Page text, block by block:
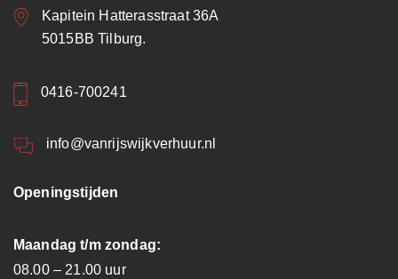
Kapitein Hatterasstraat 36A
5015BB Tilburg.
0416-700241
info@vanrijswijkverhuur.nl
Openingstijden
Maandag t/m zondag:
08.00 – 21.00 uur